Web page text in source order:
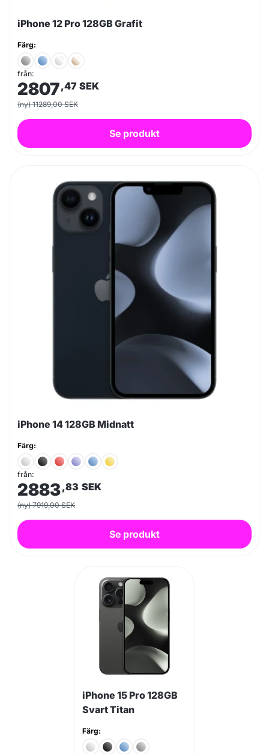
iPhone 12 Pro 128GB Grafit
Färg:
från:
2807,47 SEK
(ny) 11289,00 SEK
Se produkt
iPhone 14 128GB Midnatt
Färg:
från:
2883,83 SEK
(ny) 7919,00 SEK
Se produkt
iPhone 15 Pro 128GB
Svart Titan
Färg: